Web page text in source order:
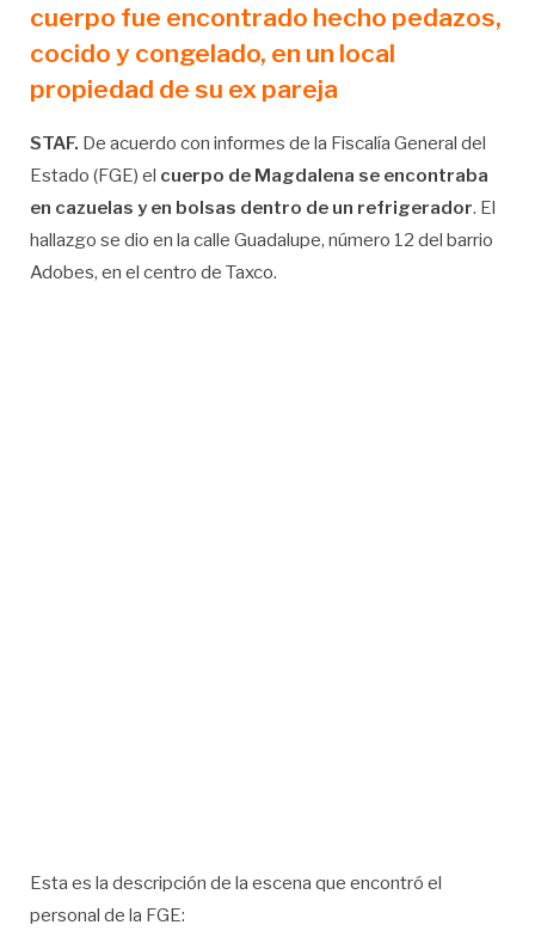
cuerpo fue encontrado hecho pedazos,
cocido y congelado, en un local
propiedad de su ex pareja
STAF. De acuerdo con informes de la Fiscalía General del
Estado (FGE) el cuerpo de Magdalena se encontraba
en cazuelas y en bolsas dentro de un refrigerador. El
hallazgo se dio en la calle Guadalupe, número 12 del barrio
Adobes, en el centro de Taxco.
Esta es la descripción de la escena que encontró el
personal de la FGE: